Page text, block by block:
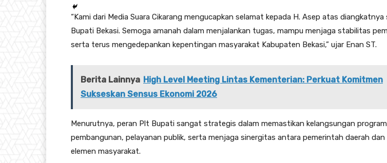
“Kami dari Media Suara Cikarang mengucapkan selamat kepada H. Asep atas diangkatnya
Bupati Bekasi. Semoga amanah dalam menjalankan tugas, mampu menjaga stabilitas
serta terus mengedepankan kepentingan masyarakat Kabupaten Bekasi,” ujar Enan ST.
Berita Lainnya High Level Meeting Lintas Kementerian: Perkuat Komitmen
Sukseskan Sensus Ekonomi 2026
Menurutnya, peran Plt Bupati sangat strategis dalam memastikan kelangsungan program
pembangunan, pelayanan publik, serta menjaga sinergitas antara pemerintah daerah dan
elemen masyarakat.